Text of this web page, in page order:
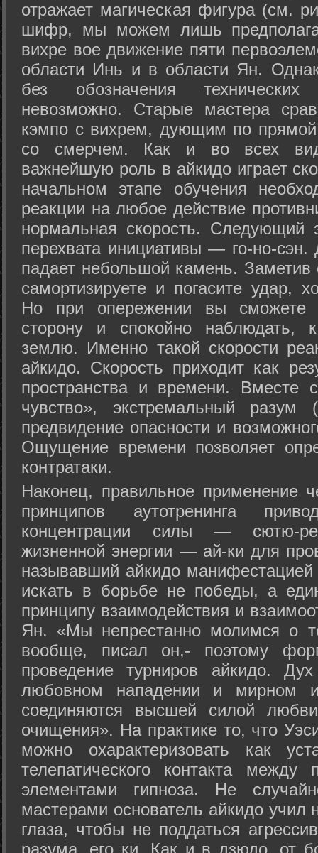
отражает магическая фигура (см.
шифр, мы можем лишь
вихре вое движение пяти
области Инь и в области Ян.
без обозначения
невозможно. Старые мастера
кэмпо с вихрем, дующим по
со смерчем. Как и во всех
важнейшую роль в айкидо играет
начальном этапе обучения
реакции на любое действие
нормальная скорость.
перехвата инициативы — го-но-
падает небольшой камень.
самортизируете и погасите удар,
Но при опережении вы сможете
сторону и спокойно наблюдать,
землю. Именно такой скорости
айкидо. Скорость приходит как
пространства и времени. Вместе
чувство», экстремальный разум
предвидение опасности и
Ощущение времени позволяет
контратаки.
Наконец, правильное применение
принципов аутотренинга
концентрации силы — сютю-
жизненной энергии — ай-ки для
называвший айкидо
искать в борьбе не победы, а
принципу взаимодействия и
Ян. «Мы непрестанно молимся о
вообще, писал он,- поэтому
проведение турниров айкидо.
любовном нападении и мирном
соединяются высшей силой
очищения». На практике то, что
можно охарактеризовать как
телепатического контакта между
элементами гипноза. Не
мастерами основатель айкидо учил
глаза, чтобы не поддаться
разума, его ки. Как и в дзюдо, от